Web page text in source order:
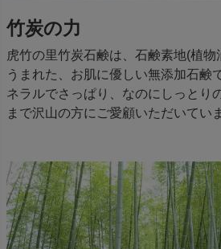
竹炭の力
虎竹の里竹炭石鹸は、石鹸素地(植物
うまれた、お肌に優しい無添加石鹸
ネラルでさっぱり、なのにしっとり
まで沢山の方にご愛顧いただいてい